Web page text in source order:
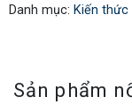
Danh mục: Kiến thức
Sản phẩm